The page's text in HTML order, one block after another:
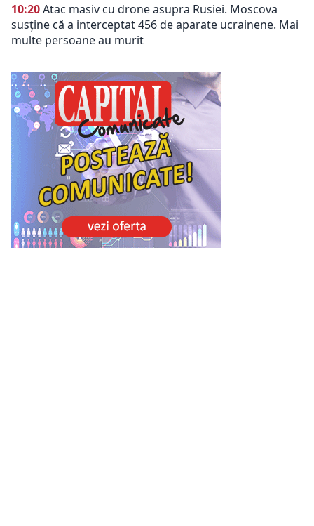
10:20Atac masiv cu drone asupra Rusiei. Moscova
susține că a interceptat 456 de aparate ucrainene. Mai
multe persoane au murit